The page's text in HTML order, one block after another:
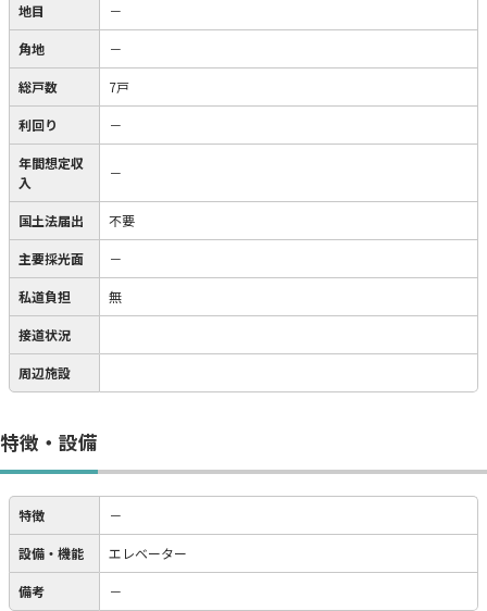
地目 －
角地 －
総戸数 7戸
利回り －
年間想定収
入
－
国土法届出 不要
主要採光面 －
私道負担 無
接道状況
周辺施設
特徴・設備
特徴 －
設備・機能 エレベーター
備考 －